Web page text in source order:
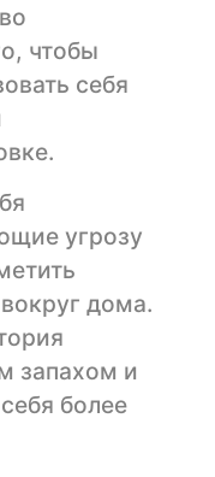
чтобы
себя
угрозу
дома.
запахом и
более